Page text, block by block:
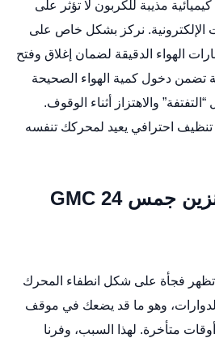
مذيبة للكربون لا تؤثر على
الإلكترونية. نركز بشكل خاص على
الهواء الدقيقة لضمان إغلاق وفتح
تضمن دخول كمية الهواء الصحيحة
والاهتزاز أثناء الوقوف.
احترافي يعيد لمحركك تنفسه
تنظيف دعسة البنزين جمس GMC 24
فجأة على شكل انطفاء المحرك
الدوارات، وهو ما قد يضعك في موقف
متأخرة. لهذا السبب، وفرنا